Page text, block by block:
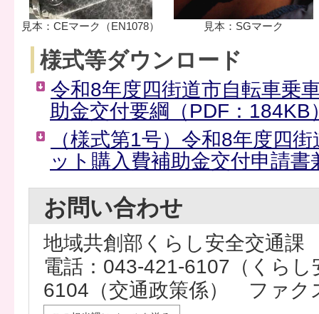
見本：CEマーク（EN1078） 見本：SGマーク
様式等ダウンロード
令和8年度四街道市自転車乗
助金交付要綱（PDF：184KB
（様式第1号）令和8年度四
ット購入費補助金交付申請
お問い合わせ
地域共創部くらし安全交通課
電話：043-421-6107（くら
6104（交通政策係） ファク